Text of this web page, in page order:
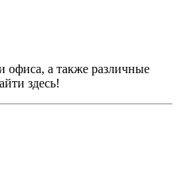
офиса, а также различные
здесь!